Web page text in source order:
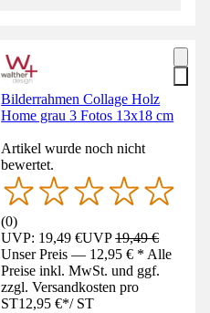
Bilderrahmen Collage Holz
Home grau 3 Fotos 13x18 cm
Artikel wurde noch nicht
bewertet.
(0)
UVP: 19,49 €UVP19,49 €
Unser Preis — 12,95 € * Alle
Preise inkl. MwSt. und ggf.
zzgl. Versandkosten pro
ST12,95 €*/ ST